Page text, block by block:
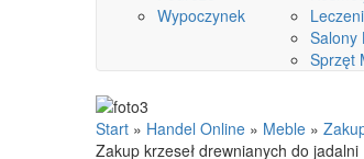
Wypoczynek
Salony
Sprzęt
Start » Handel Online » Meble »
Zakup krzeseł drewnianych do jadalni